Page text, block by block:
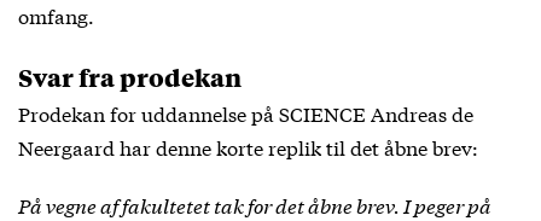
omfang.
Svar fra prodekan
Prodekan for uddannelse på SCIENCE Andreas de
Neergaard har denne korte replik til det åbne brev:
På vegne af fakultetet tak for det åbne brev. I peger på